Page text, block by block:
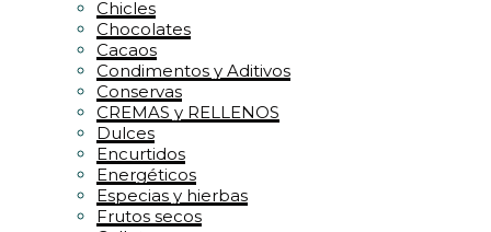
Chicles
Chocolates
Cacaos
Condimentos y Aditivos
Conservas
CREMAS y RELLENOS
Dulces
Encurtidos
Energéticos
Especias y hierbas
Frutos secos